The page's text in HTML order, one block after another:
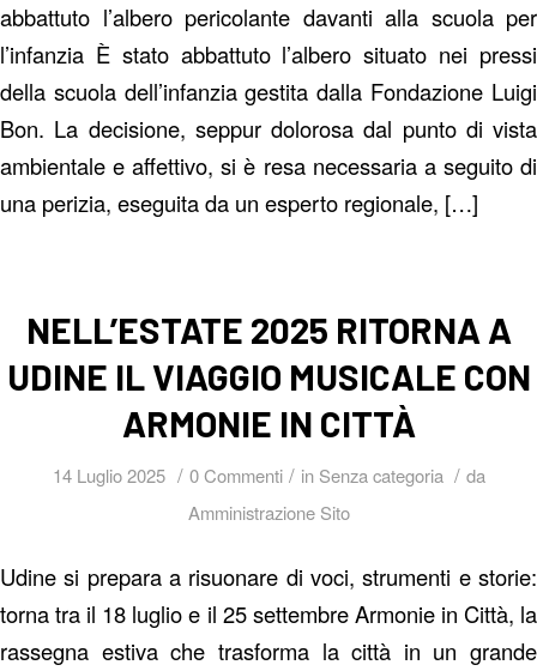
abbattuto l’albero pericolante davanti alla scuola per
l’infanzia È stato abbattuto l’albero situato nei pressi
della scuola dell’infanzia gestita dalla Fondazione Luigi
Bon. La decisione, seppur dolorosa dal punto di vista
ambientale e affettivo, si è resa necessaria a seguito di
una perizia, eseguita da un esperto regionale, […]
NELL’ESTATE 2025 RITORNA A
UDINE IL VIAGGIO MUSICALE CON
ARMONIE IN CITTÀ
14 Luglio 2025 / 0 Commenti / in Senza categoria / da
Amministrazione Sito
Udine si prepara a risuonare di voci, strumenti e storie:
torna tra il 18 luglio e il 25 settembre Armonie in Città, la
rassegna estiva che trasforma la città in un grande